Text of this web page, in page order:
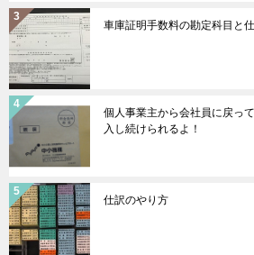
車庫証明手数料の勘定科目と
個人事業主から会社員に戻っ
入し続けられるよ！
仕訳のやり方